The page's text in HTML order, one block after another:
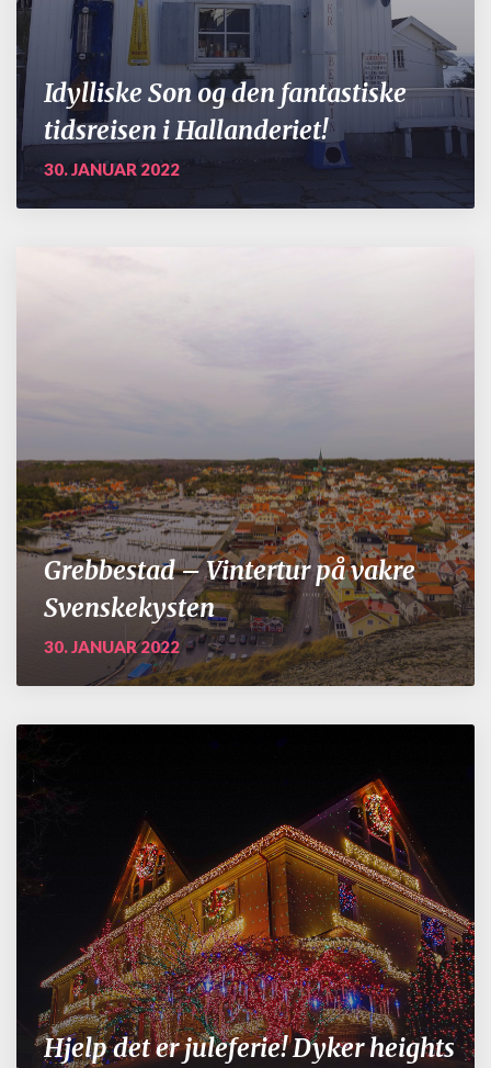
Idylliske Son og den fantastiske
tidsreisen i Hallanderiet!
30. JANUAR 2022
Grebbestad – Vintertur på vakre
Svenskekysten
30. JANUAR 2022
Hjelp det er juleferie! Dyker heights